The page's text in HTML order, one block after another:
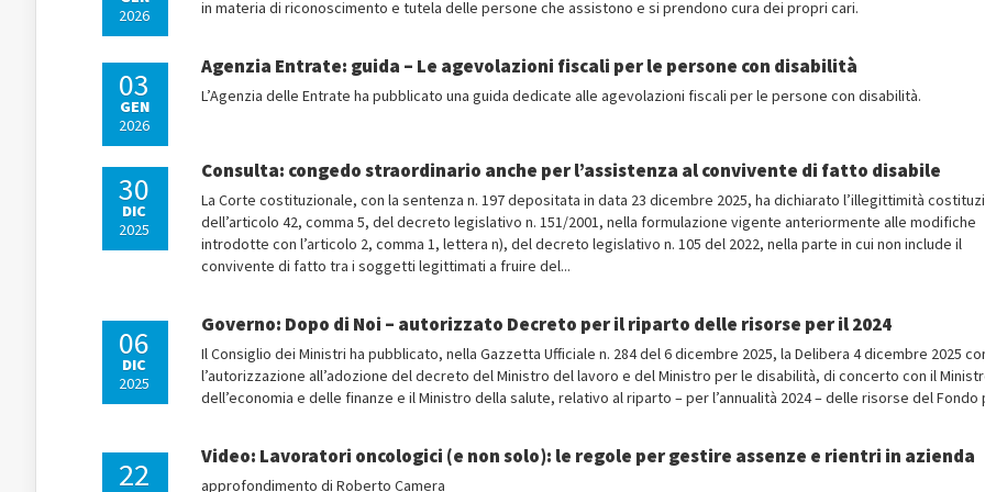
2026
in materia di riconoscimento e tutela delle persone che assistono e si prendono cura dei propri cari.
03
GEN
2026
Agenzia Entrate: guida – Le agevolazioni fiscali per le persone con disabilità
L’Agenzia delle Entrate ha pubblicato una guida dedicate alle agevolazioni fiscali per le persone con disabilità.
30
DIC
2025
Consulta: congedo straordinario anche per l’assistenza al convivente di fatto disabile
La Corte costituzionale, con la sentenza n. 197 depositata in data 23 dicembre 2025, ha dichiarato l’illegittimità
dell’articolo 42, comma 5, del decreto legislativo n. 151/2001, nella formulazione vigente anteriormente alle modifiche
introdotte con l’articolo 2, comma 1, lettera n), del decreto legislativo n. 105 del 2022, nella parte in cui non include il
convivente di fatto tra i soggetti legittimati a fruire del...
06
DIC
2025
Governo: Dopo di Noi – autorizzato Decreto per il riparto delle risorse per il 2024
Il Consiglio dei Ministri ha pubblicato, nella Gazzetta Ufficiale n. 284 del 6 dicembre 2025, la Delibera 4 dicembre 2025
l’autorizzazione all’adozione del decreto del Ministro del lavoro e del Ministro per le disabilità, di concerto con il
dell’economia e delle finanze e il Ministro della salute, relativo al riparto – per l’annualità 2024 – delle risorse del Fondo
22 Video: Lavoratori oncologici (e non solo): le regole per gestire assenze e rientri in azienda
approfondimento di Roberto Camera